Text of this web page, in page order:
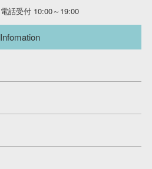
電話受付 10:00～19:00
Infomation